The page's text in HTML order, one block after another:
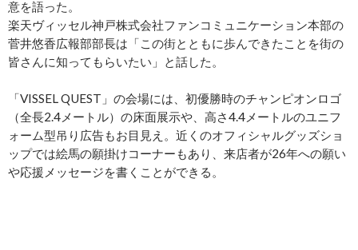
意を語った。
楽天ヴィッセル神戸株式会社ファンコミュニケーション本部の
菅井悠香広報部部長は「この街とともに歩んできたことを街の
皆さんに知ってもらいたい」と話した。
「VISSEL QUEST」の会場には、初優勝時のチャンピオンロゴ
（全長2.4メートル）の床面展示や、高さ4.4メートルのユニフ
ォーム型吊り広告もお目見え。近くのオフィシャルグッズショ
ップでは絵馬の願掛けコーナーもあり、来店者が26年への願い
や応援メッセージを書くことができる。